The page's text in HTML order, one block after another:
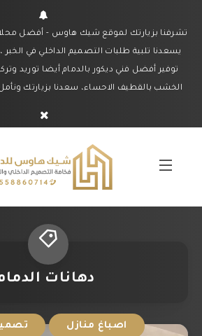
تشرفنا بزيارتك لموقع شيك هاوس - أفضل
يسعدنا تلبية طلبات التصميم الداخلي في الخبر
توفير أفضل فني ديكور بالدمام أيضا توريد
الخشب بالقطيف الاحساء، سعدنا بزيارتك
دهانات
اصباغ منازل